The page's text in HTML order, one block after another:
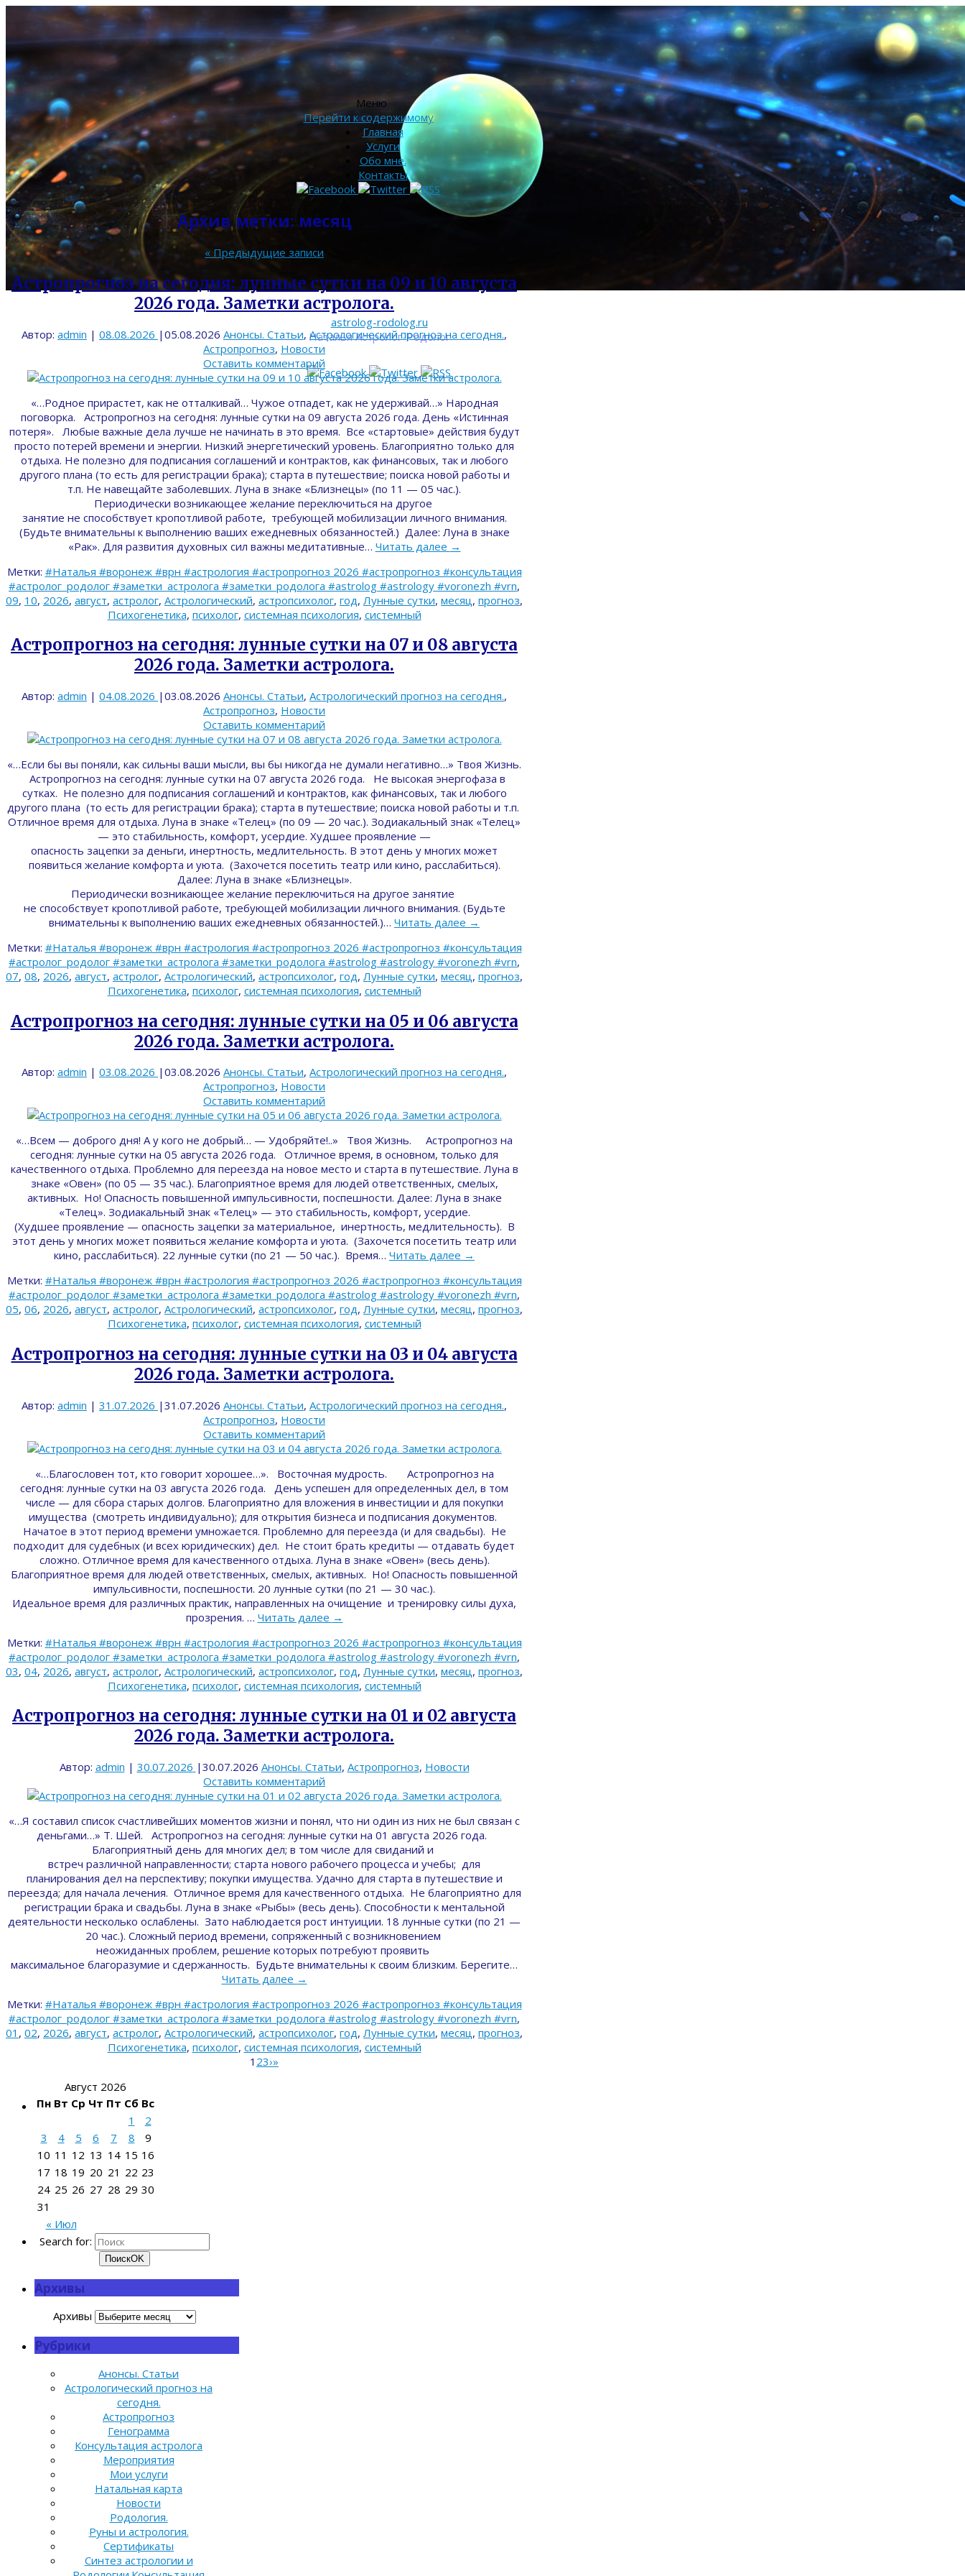
astrolog-rodolog.ru
Наталья Астролог-Родолог
Меню
Перейти к содержимому
Главная
Услуги
Обо мне.
Контакты
Архив метки: месяц
« Предыдущие записи
Астропрогноз на сегодня: лунные сутки на 09 и 10 августа
2026 года. Заметки астролога.
Автор: admin | 08.08.2026 | 05.08.2026 Анонсы. Статьи, Астрологический прогноз на сегодня.,
Астропрогноз, Новости
Оставить комментарий
«…Родное прирастет, как не отталкивай… Чужое отпадет, как не удерживай…» Народная
поговорка. Астропрогноз на сегодня: лунные сутки на 09 августа 2026 года. День «Истинная
потеря». Любые важные дела лучше не начинать в это время. Все «стартовые» действия будут
просто потерей времени и энергии. Низкий энергетический уровень. Благоприятно только для
отдыха. Не полезно для подписания соглашений и контрактов, как финансовых, так и любого
другого плана (то есть для регистрации брака); старта в путешествие; поиска новой работы и
т.п. Не навещайте заболевших. Луна в знаке «Близнецы» (по 11 — 05 час.).
Периодически возникающее желание переключиться на другое
занятие не способствует кропотливой работе, требующей мобилизации личного внимания.
(Будьте внимательны к выполнению ваших ежедневных обязанностей.) Далее: Луна в знаке
«Рак». Для развития духовных сил важны медитативные… Читать далее →
Метки: #Наталья #воронеж #врн #астрология #астропрогноз 2026 #астропрогноз #консультация
#астролог_родолог #заметки_астролога #заметки_родолога #astrolog #astrology #voronezh #vrn,
09, 10, 2026, август, астролог, Астрологический, астропсихолог, год, Лунные сутки, месяц , прогноз,
Психогенетика, психолог, системная психология, системный
Астропрогноз на сегодня: лунные сутки на 07 и 08 августа
2026 года. Заметки астролога.
Автор: admin | 04.08.2026 | 03.08.2026 Анонсы. Статьи, Астрологический прогноз на сегодня.,
Астропрогноз, Новости
Оставить комментарий
«…Если бы вы поняли, как сильны ваши мысли, вы бы никогда не думали негативно…» Твоя Жизнь.
Астропрогноз на сегодня: лунные сутки на 07 августа 2026 года. Не высокая энергофаза в
сутках. Не полезно для подписания соглашений и контрактов, как финансовых, так и любого
другого плана (то есть для регистрации брака); старта в путешествие; поиска новой работы и т.п.
Отличное время для отдыха. Луна в знаке «Телец» (по 09 — 20 час.). Зодиакальный знак «Телец»
— это стабильность, комфорт, усердие. Худшее проявление —
опасность зацепки за деньги, инертность, медлительность. В этот день у многих может
появиться желание комфорта и уюта. (Захочется посетить театр или кино, расслабиться).
Далее: Луна в знаке «Близнецы».
Периодически возникающее желание переключиться на другое занятие
не способствует кропотливой работе, требующей мобилизации личного внимания. (Будьте
внимательны к выполнению ваших ежедневных обязанностей.)… Читать далее →
Метки: #Наталья #воронеж #врн #астрология #астропрогноз 2026 #астропрогноз #консультация
#астролог_родолог #заметки_астролога #заметки_родолога #astrolog #astrology #voronezh #vrn,
07, 08, 2026, август, астролог, Астрологический, астропсихолог, год, Лунные сутки, месяц, прогноз,
Психогенетика, психолог, системная психология, системный
Астропрогноз на сегодня: лунные сутки на 05 и 06 августа
2026 года. Заметки астролога.
Автор: admin | 03.08.2026 | 03.08.2026 Анонсы. Статьи, Астрологический прогноз на сегодня.,
Астропрогноз, Новости
Оставить комментарий
«…Всем — доброго дня! А у кого не добрый… — Удобряйте!..» Твоя Жизнь. Астропрогноз на
сегодня: лунные сутки на 05 августа 2026 года. Отличное время, в основном, только для
качественного отдыха. Проблемно для переезда на новое место и старта в путешествие. Луна в
знаке «Овен» (по 05 — 35 час.). Благоприятное время для людей ответственных, смелых,
активных. Но! Опасность повышенной импульсивности, поспешности. Далее: Луна в знаке
«Телец». Зодиакальный знак «Телец» — это стабильность, комфорт, усердие.
(Худшее проявление — опасность зацепки за материальное, инертность, медлительность). В
этот день у многих может появиться желание комфорта и уюта. (Захочется посетить театр или
кино, расслабиться). 22 лунные сутки (по 21 — 50 час.). Время… Читать далее →
Метки: #Наталья #воронеж #врн #астрология #астропрогноз 2026 #астропрогноз #консультация
#астролог_родолог #заметки_астролога #заметки_родолога #astrolog #astrology #voronezh #vrn,
05, 06, 2026, август, астролог, Астрологический, астропсихолог, год, Лунные сутки, месяц, прогноз,
Психогенетика, психолог, системная психология, системный
Астропрогноз на сегодня: лунные сутки на 03 и 04 августа
2026 года. Заметки астролога.
Автор: admin | 31.07.2026 | 31.07.2026 Анонсы. Статьи, Астрологический прогноз на сегодня.,
Астропрогноз, Новости
Оставить комментарий
«…Благословен тот, кто говорит хорошее…». Восточная мудрость. Астропрогноз на
сегодня: лунные сутки на 03 августа 2026 года. День успешен для определенных дел, в том
числе — для сбора старых долгов. Благоприятно для вложения в инвестиции и для покупки
имущества (смотреть индивидуально); для открытия бизнеса и подписания документов.
Начатое в этот период времени умножается. Проблемно для переезда (и для свадьбы). Не
подходит для судебных (и всех юридических) дел. Не стоит брать кредиты — отдавать будет
сложно. Отличное время для качественного отдыха. Луна в знаке «Овен» (весь день).
Благоприятное время для людей ответственных, смелых, активных. Но! Опасность повышенной
импульсивности, поспешности. 20 лунные сутки (по 21 — 30 час.).
Идеальное время для различных практик, направленных на очищение и тренировку силы духа,
прозрения. … Читать далее →
Метки: #Наталья #воронеж #врн #астрология #астропрогноз 2026 #астропрогноз #консультация
#астролог_родолог #заметки_астролога #заметки_родолога #astrolog #astrology #voronezh #vrn,
03, 04, 2026, август, астролог, Астрологический, астропсихолог, год, Лунные сутки, месяц , прогноз,
Психогенетика, психолог, системная психология, системный
Астропрогноз на сегодня: лунные сутки на 01 и 02 августа
2026 года. Заметки астролога.
Автор: admin | 30.07.2026 | 30.07.2026 Анонсы. Статьи, Астропрогноз, Новости
Оставить комментарий
«…Я составил список счастливейших моментов жизни и понял, что ни один из них не был связан с
деньгами…» Т. Шей. Астропрогноз на сегодня: лунные сутки на 01 августа 2026 года.
Благоприятный день для многих дел; в том числе для свиданий и
встреч различной направленности; старта нового рабочего процесса и учебы; для
планирования дел на перспективу; покупки имущества. Удачно для старта в путешествие и
переезда; для начала лечения. Отличное время для качественного отдыха. Не благоприятно для
регистрации брака и свадьбы. Луна в знаке «Рыбы» (весь день). Способности к ментальной
деятельности несколько ослаблены. Зато наблюдается рост интуиции. 18 лунные сутки (по 21 —
20 час.). Сложный период времени, сопряженный с возникновением
неожиданных проблем, решение которых потребуют проявить
максимальное благоразумие и сдержанность. Будьте внимательны к своим близким. Берегите…
Читать далее →
Метки: #Наталья #воронеж #врн #астрология #астропрогноз 2026 #астропрогноз #консультация
#астролог_родолог #заметки_астролога #заметки_родолога #astrolog #astrology #voronezh #vrn,
01 , 02, 2026, август, астролог, Астрологический, астропсихолог, год, Лунные сутки, месяц, прогноз,
Психогенетика, психолог, системная психология, системный
1 23›»
Август 2026
Пн Вт Ср Чт Пт Сб Вс
« Июл
1
2
3
4 5 6 7 8
9
10 11 12 13 14 15 16
17 18 19 20 21 22 23
24 25 26 27 28 29 30
31
Search for:
ПоискOK
Архивы
Архивы
Рубрики
Анонсы. Статьи
Астрологический прогноз на
сегодня.
Астропрогноз
Генограмма
Консультация астролога
Мероприятия
Мои услуги
Натальная карта
Новости
Родология.
Руны и астрология.
Сертификаты
Синтез астрологии и